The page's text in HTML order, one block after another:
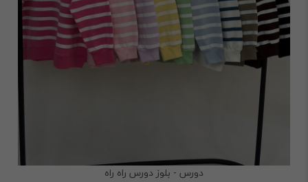
دورس - بلوز دورس راه راه